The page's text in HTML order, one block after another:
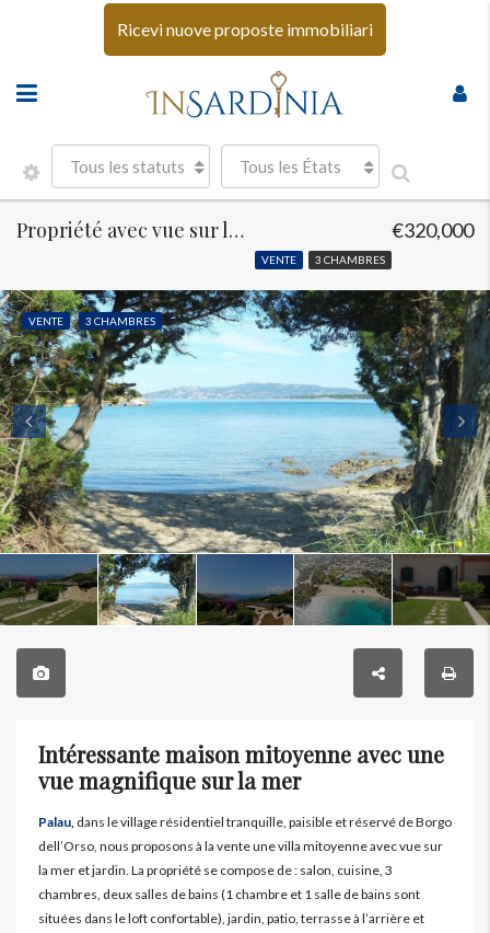
Ricevi nuove proposte immobiliari
Tous les statuts Tous les États
Propriété avec vue sur la mer et jardin
VENTE 3 CHAMBRES
€320,000
VENTE 3 CHAMBRES
Intéressante maison mitoyenne avec une
vue magnifique sur la mer
Palau, dans le village résidentiel tranquille, paisible et réservé de Borgo
dell’Orso, nous proposons à la vente une villa mitoyenne avec vue sur
la mer et jardin. La propriété se compose de : salon, cuisine, 3
chambres, deux salles de bains (1 chambre et 1 salle de bains sont
situées dans le loft confortable), jardin, patio, terrasse à l’arrière et